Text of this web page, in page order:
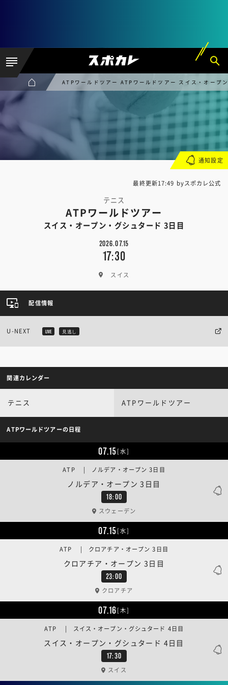
ATPワールドツアー ATPワールドツアー スイス・オープ
最終更新17:49 byスポカレ公式
テニス
ATPワールドツアー
スイス・オープン・グシュタード 3日目
2026.07.15
17:30
スイス
通知設定
配信情報
U-NEXT LIVE 見逃し
関連カレンダー
テニス ATPワールドツアー
ATPワールドツアーの日程
07.15[水]
18:00
ノルデア・オープン 3日目
ATP | ノルデア・オープン 3日目
スウェーデン
07.15[水]
23:00
クロアチア・オープン 3日目
ATP | クロアチア・オープン 3日目
クロアチア
07.16[木]
17:30
スイス・オープン・グシュタード 4日目
ATP | スイス・オープン・グシュタード 4日目
スイス